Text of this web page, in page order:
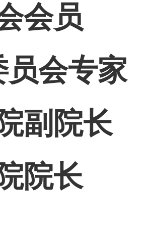
会员
会专家
副院长
院长